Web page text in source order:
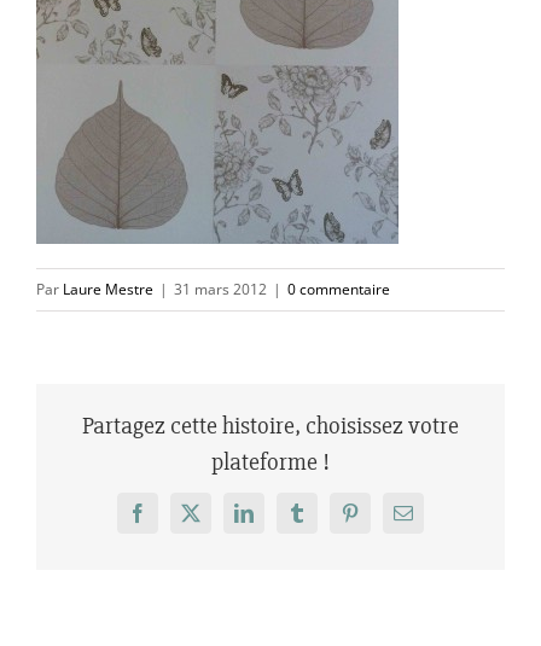
Par Laure Mestre | 31 mars 2012 | 0 commentaire
Partagez cette histoire, choisissez votre
plateforme !
Facebook
X LinkedInTumblrPinterestEmail